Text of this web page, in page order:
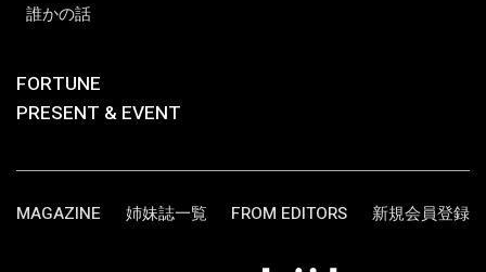
誰かの話
FORTUNE
PRESENT & EVENT
MAGAZINE 姉妹誌一覧 FROM EDITORS 新規会員登録